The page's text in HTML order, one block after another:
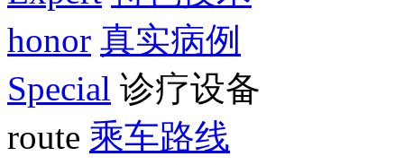
honor 真实病例
Special 诊疗设备
route 乘车路线